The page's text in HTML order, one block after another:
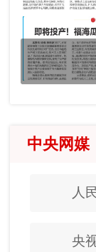
中央网媒
人
央